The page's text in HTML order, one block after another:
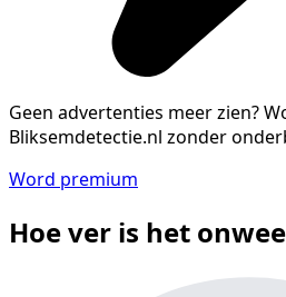
Geen advertenties meer zien?
Bliksemdetectie.nl zonder
Word premium
Hoe ver is het